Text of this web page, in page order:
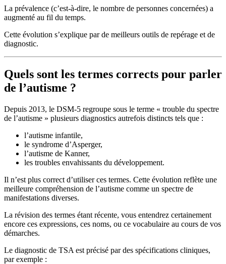
La prévalence (c’est-à-dire, le nombre de personnes concernées) a
augmenté au fil du temps.
Cette évolution s’explique par de meilleurs outils de repérage et de
diagnostic.
Quels sont les termes corrects pour parler
de l’autisme ?
Depuis 2013, le DSM-5 regroupe sous le terme « trouble du spectre
de l’autisme » plusieurs diagnostics autrefois distincts tels que :
l’autisme infantile,
le syndrome d’Asperger,
l’autisme de Kanner,
les troubles envahissants du développement.
Il n’est plus correct d’utiliser ces termes. Cette évolution reflète une
meilleure compréhension de l’autisme comme un spectre de
manifestations diverses.
La révision des termes étant récente, vous entendrez certainement
encore ces expressions, ces noms, ou ce vocabulaire au cours de vos
démarches.
Le diagnostic de TSA est précisé par des spécifications cliniques,
par exemple :